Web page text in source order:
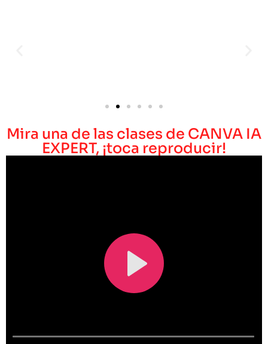
Mira una de las clases de CANVA IA
EXPERT, ¡toca reproducir!